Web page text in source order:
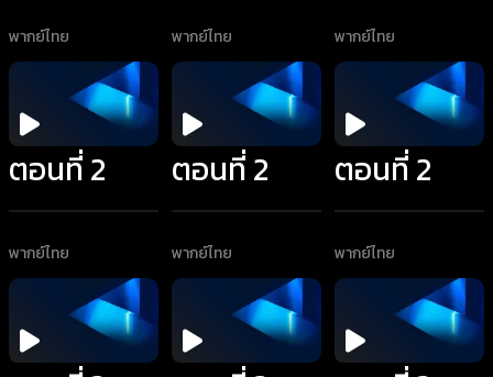
พากย์ไทย พากย์ไทย พากย์ไทย
ตอนที่ 2
พากย์ไทย
ตอนที่ 2
พากย์ไทย
ตอนที่ 2
พากย์ไทย